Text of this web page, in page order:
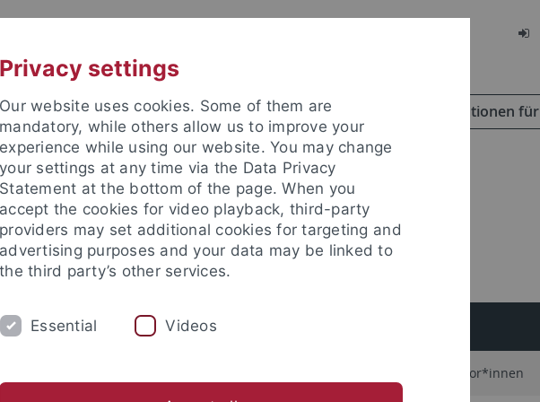
Informationen für
Hilfskräfte und Tutor*innen
Privacy settings
Our website uses cookies. Some of them are
mandatory, while others allow us to improve your
experience while using our website. You may change
your settings at any time via the Data Privacy
Statement at the bottom of the page. When you
accept the cookies for video playback, third-party
providers may set additional cookies for targeting and
advertising purposes and your data may be linked to
the third party’s other services.
Essential Videos